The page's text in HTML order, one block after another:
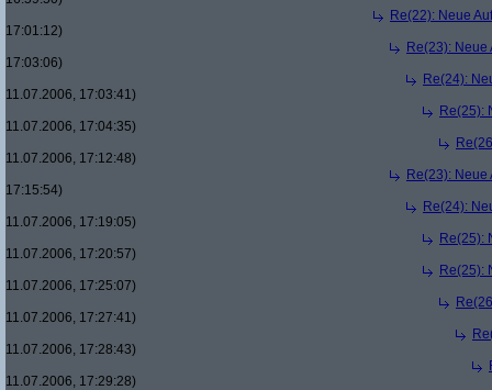
Re(22): Neue
17:01:12)
Re(23):
17:03:06)
Re(24):
11.07.2006, 17:03:41)
Re(25):
11.07.2006, 17:04:35)
11.07.2006, 17:12:48)
Re(23):
17:15:54)
Re(24):
11.07.2006, 17:19:05)
Re(25):
11.07.2006, 17:20:57)
Re(25):
11.07.2006, 17:25:07)
11.07.2006, 17:27:41)
11.07.2006, 17:28:43)
11.07.2006, 17:29:28)